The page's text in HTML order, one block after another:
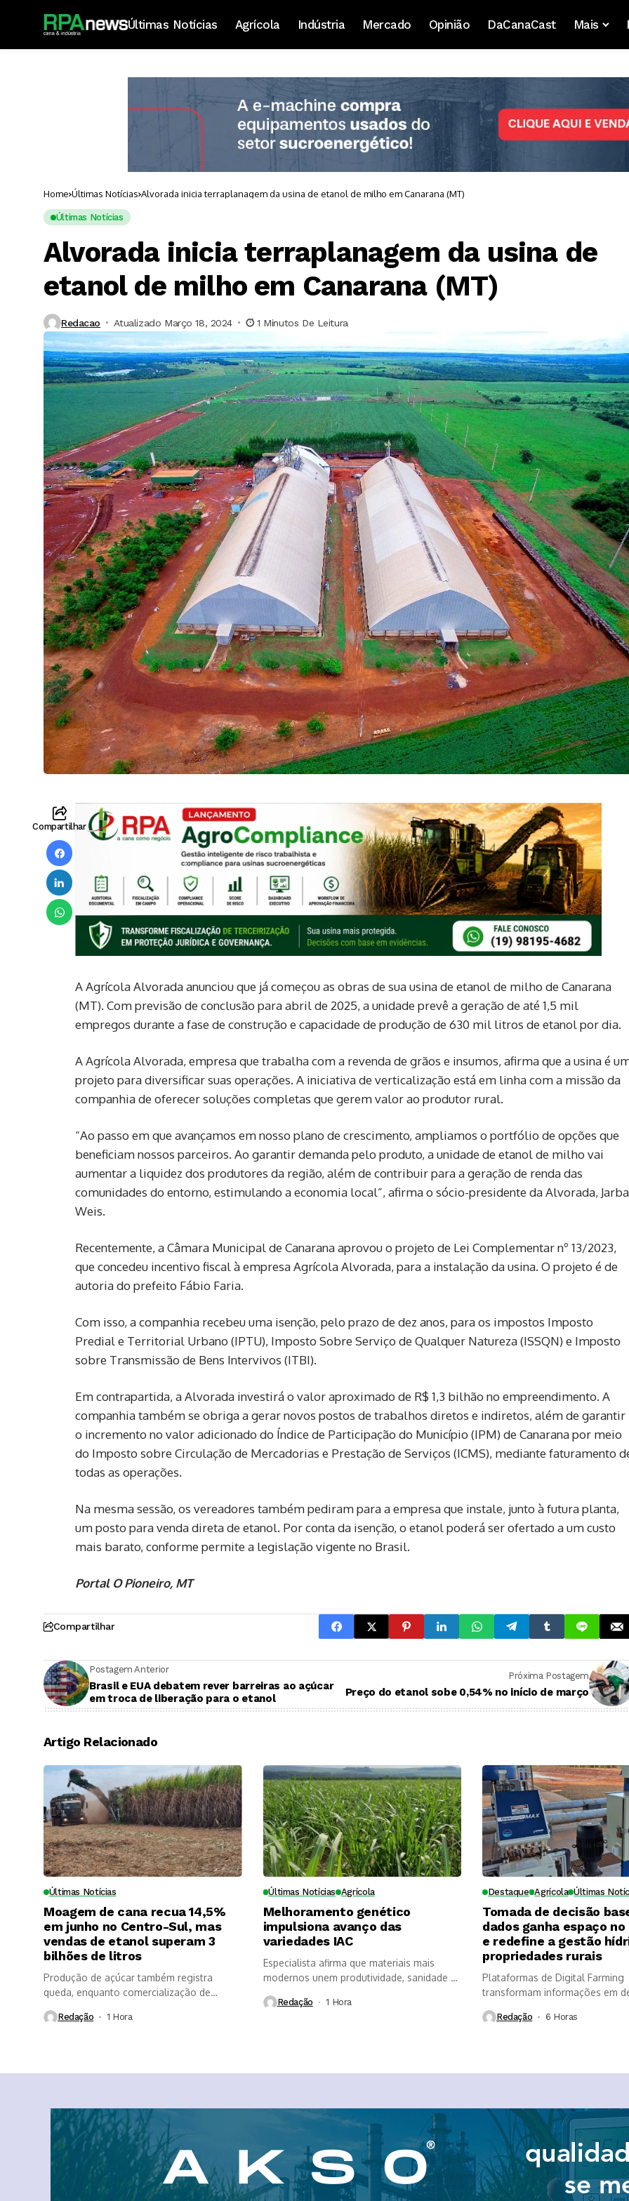
Últimas Notícias Agrícola Indústria Mercado Opinião DaCanaCast Mais
Home Últimas Notícias Alvorada inicia terraplanagem da usina de etanol de milho em Canarana (MT)
Últimas Notícias
Alvorada inicia terraplanagem da usina de
etanol de milho em Canarana (MT)
Redacao Atualizado Março 18, 2024 1 Minutos De Leitura
Compartilhar
A Agrícola Alvorada anunciou que já começou as obras de sua usina de etanol de milho de Canarana
(MT). Com previsão de conclusão para abril de 2025, a unidade prevê a geração de até 1,5 mil
empregos durante a fase de construção e capacidade de produção de 630 mil litros de etanol por dia.
A Agrícola Alvorada, empresa que trabalha com a revenda de grãos e insumos, afirma que a usina é
projeto para diversificar suas operações. A iniciativa de verticalização está em linha com a missão da
companhia de oferecer soluções completas que gerem valor ao produtor rural.
“Ao passo em que avançamos em nosso plano de crescimento, ampliamos o portfólio de opções que
beneficiam nossos parceiros. Ao garantir demanda pelo produto, a unidade de etanol de milho vai
aumentar a liquidez dos produtores da região, além de contribuir para a geração de renda das
comunidades do entorno, estimulando a economia local”, afirma o sócio-presidente da Alvorada,
Weis.
Recentemente, a Câmara Municipal de Canarana aprovou o projeto de Lei Complementar nº 13/2023,
que concedeu incentivo fiscal à empresa Agrícola Alvorada, para a instalação da usina. O projeto é de
autoria do prefeito Fábio Faria.
Com isso, a companhia recebeu uma isenção, pelo prazo de dez anos, para os impostos Imposto
Predial e Territorial Urbano (IPTU), Imposto Sobre Serviço de Qualquer Natureza (ISSQN) e Imposto
sobre Transmissão de Bens Intervivos (ITBI).
Em contrapartida, a Alvorada investirá o valor aproximado de R$ 1,3 bilhão no empreendimento. A
companhia também se obriga a gerar novos postos de trabalhos diretos e indiretos, além de garantir
o incremento no valor adicionado do Índice de Participação do Município (IPM) de Canarana por meio
do Imposto sobre Circulação de Mercadorias e Prestação de Serviços (ICMS), mediante faturamento
todas as operações.
Na mesma sessão, os vereadores também pediram para a empresa que instale, junto à futura planta,
um posto para venda direta de etanol. Por conta da isenção, o etanol poderá ser ofertado a um custo
mais barato, conforme permite a legislação vigente no Brasil.
Portal O Pioneiro, MT
Compartilhar
Postagem Anterior
Brasil e EUA debatem rever barreiras ao açúcar
em troca de liberação para o etanol
Próxima Postagem
Preço do etanol sobe 0,54% no início de março
Artigo Relacionado
Últimas Notícias
Moagem de cana recua 14,5%
em junho no Centro-Sul, mas
vendas de etanol superam 3
bilhões de litros
Produção de açúcar também registra
queda, enquanto comercialização de
Redação 1 Hora ⁮
Últimas Notícias Agrícola
Melhoramento genético
impulsiona avanço das
variedades IAC
Especialista afirma que materiais mais
modernos unem produtividade, sanidade e
Redação 1 Hora ⁮
Destaque Agrícola Últimas
Tomada de decisão
dados ganha espaço
e redefine a gestão
propriedades rurais
Plataformas de Digital Farming
transformam informações em
Redação 6 Horas ⁮